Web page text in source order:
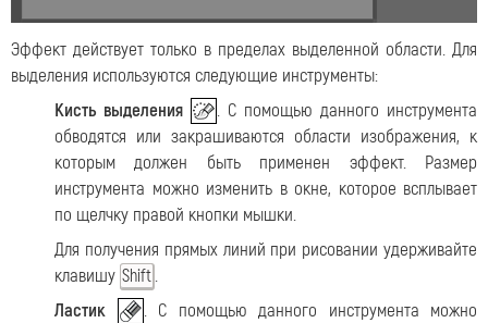
Эффект действует только в пределах выделенной области. Для
выделения используются следующие инструменты:
Кисть выделения
. С помощью данного инструмента
обводятся или закрашиваются области изображения, к
которым должен быть применен эффект. Размер
инструмента можно изменить в окне, которое всплывает
по щелчку правой кнопки мышки.
Для получения прямых линий при рисовании удерживайте
клавишу Shift .
Ластик
. С помощью данного инструмента можно